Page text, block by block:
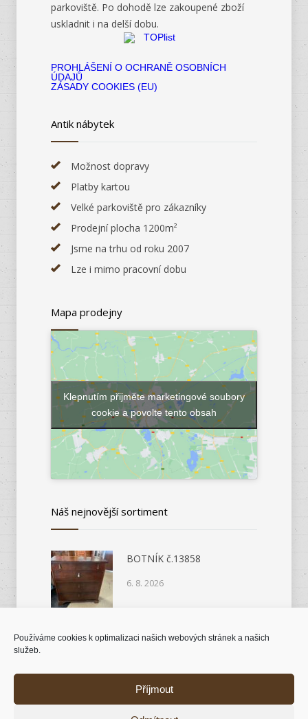
Používáme cookies k optimalizaci našich webových stránek a našich
služeb.
Příjmout
parkoviště. Po dohodě lze zakoupené zboží
uskladnit i na delší dobu.
PROHLÁŠENÍ O OCHRANĚ OSOBNÍCH
ÚDAJŮ
ZÁSADY COOKIES (EU)
Antik nábytek
Možnost dopravy
Platby kartou
Velké parkoviště pro zákazníky
Prodejní plocha 1200m²
Jsme na trhu od roku 2007
Lze i mimo pracovní dobu
Mapa prodejny
Klepnutím přijměte marketingové soubory
cookie a povolte tento obsah
Náš nejnovější sortiment
BOTNÍK č.13858
6. 8. 2026
KOMODA č.14046